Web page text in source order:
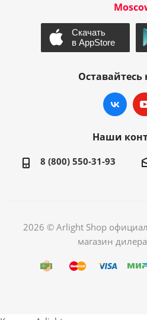
Оставайтесь
Наши
8 (800) 550-31-93
2026 © Arlight Shop
магазин